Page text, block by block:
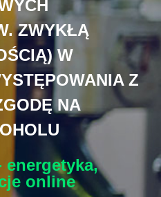
ZWYKŁĄ
W
Z
NA
energetyka,
online